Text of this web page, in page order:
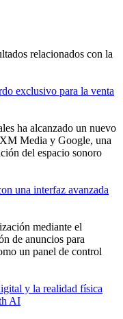
relacionados con la
exclusivo para la venta
ha alcanzado un nuevo
Media y Google, una
del espacio sonoro
una interfaz avanzada
mediante el
de anuncios para
un panel de control
y la realidad física
AI